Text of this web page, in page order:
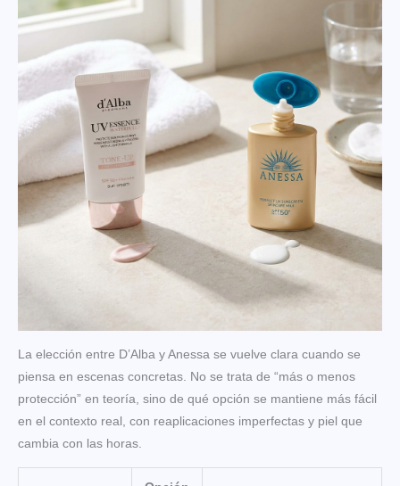
La elección entre D’Alba y Anessa se vuelve clara cuando se
piensa en escenas concretas. No se trata de “más o menos
protección” en teoría, sino de qué opción se mantiene más fácil
en el contexto real, con reaplicaciones imperfectas y piel que
cambia con las horas.